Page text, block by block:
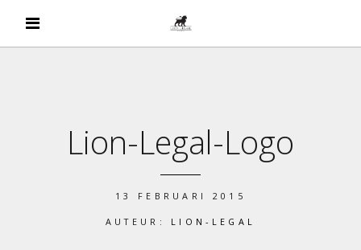
Lion-Legal-Logo
13 FEBRUARI 2015
AUTEUR: LION-LEGAL